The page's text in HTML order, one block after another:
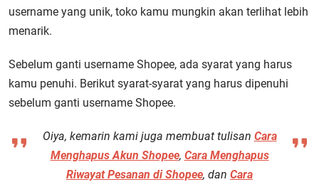
username yang unik, toko kamu mungkin akan terlihat lebih
menarik.
Sebelum ganti username Shopee, ada syarat yang harus
kamu penuhi. Berikut syarat-syarat yang harus dipenuhi
sebelum ganti username Shopee.
Oiya, kemarin kami juga membuat tulisan Cara
Menghapus Akun Shopee, Cara Menghapus
Riwayat Pesanan di Shopee, dan Cara